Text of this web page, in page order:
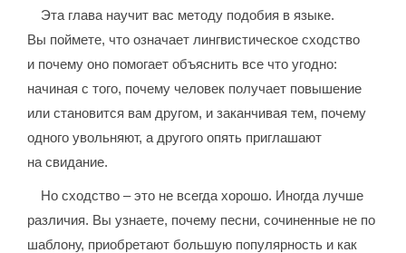
Эта глава научит вас методу подобия в языке.
Вы поймете, что означает лингвистическое сходство
и почему оно помогает объяснить все что угодно:
начиная с того, почему человек получает повышение
или становится вам другом, и заканчивая тем, почему
одного увольняют, а другого опять приглашают
на свидание.
Но сходство – это не всегда хорошо. Иногда лучше
различия. Вы узнаете, почему песни, сочиненные не по
шаблону, приобретают большую популярность и как